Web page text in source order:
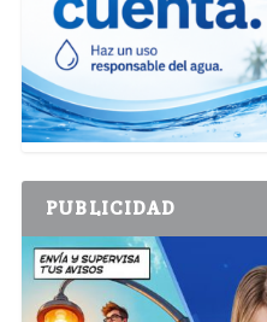
PUBLICIDAD